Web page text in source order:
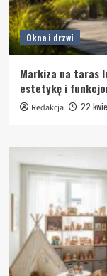
Okna i drzwi
Markiza na taras
estetykę i
Redakcja 22